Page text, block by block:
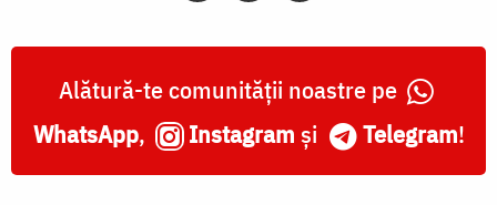
Alătură-te comunității noastre pe
WhatsApp, Instagram și Telegram!